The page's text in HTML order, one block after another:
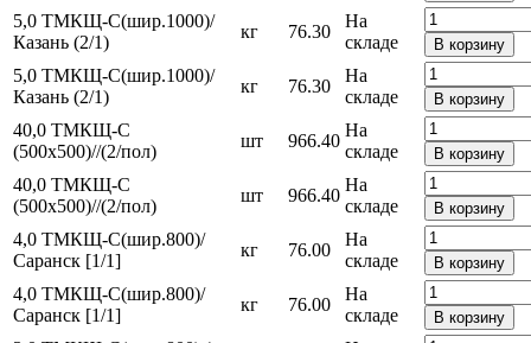
5,0 ТМКЩ-С(шир.1000)/
Казань (2/1)
кг 76.30
На
складе
В корзину
5,0 ТМКЩ-С(шир.1000)/
Казань (2/1)
кг 76.30
На
складе
В корзину
40,0 ТМКЩ-С
(500х500)//(2/пол)
шт 966.40
На
складе
В корзину
40,0 ТМКЩ-С
(500х500)//(2/пол)
шт 966.40
На
складе
В корзину
4,0 ТМКЩ-С(шир.800)/
Саранск [1/1]
кг 76.00
На
складе
В корзину
4,0 ТМКЩ-С(шир.800)/
Саранск [1/1]
кг 76.00
На
складе
В корзину